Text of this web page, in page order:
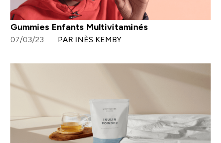
Gummies Enfants Multivitaminés
07/03/23 PAR INÈS KEMBY